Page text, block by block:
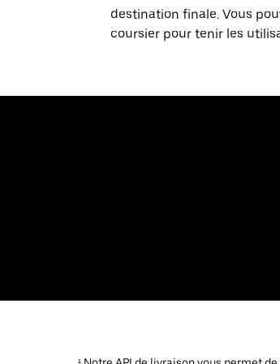
destination finale. Vous
coursier pour tenir les